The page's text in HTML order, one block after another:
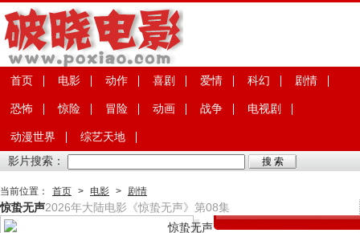
首页 电影 动作 喜剧 爱情 科幻 剧情
恐怖 惊险 冒险 动画 战争 电视剧
动漫世界
综艺天地
影片搜索：
当前位置： 首页 > 电影 > 剧情
惊蛰无声2026年大陆电影《惊蛰无声》第08集